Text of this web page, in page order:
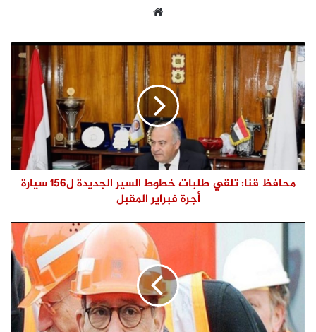
محافظ قنا: تلقي طلبات خطوط السير الجديدة ل156 سيارة
أجرة فبراير المقبل